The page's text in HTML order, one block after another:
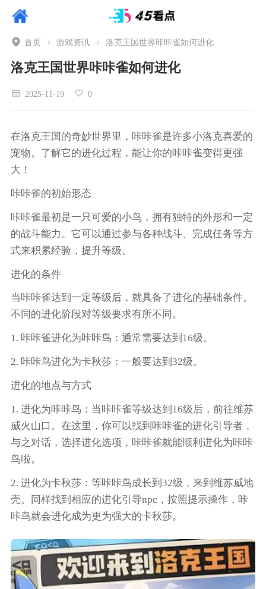
首页 游戏资讯 洛克王国世界咔咔雀如何进化
洛克王国世界咔咔雀如何进化
2025-11-19 0
在洛克王国的奇妙世界里，咔咔雀是许多小洛克喜爱的
宠物。了解它的进化过程，能让你的咔咔雀变得更强
大！
咔咔雀的初始形态
咔咔雀最初是一只可爱的小鸟，拥有独特的外形和一定
的战斗能力。它可以通过参与各种战斗、完成任务等方
式来积累经验，提升等级。
进化的条件
当咔咔雀达到一定等级后，就具备了进化的基础条件。
不同的进化阶段对等级要求有所不同。
1. 咔咔雀进化为咔咔鸟：通常需要达到16级。
2. 咔咔鸟进化为卡秋莎：一般要达到32级。
进化的地点与方式
1. 进化为咔咔鸟：当咔咔雀等级达到16级后，前往维苏
威火山口。在这里，你可以找到咔咔雀的进化引导者，
与之对话，选择进化选项，咔咔雀就能顺利进化为咔咔
鸟啦。
2. 进化为卡秋莎：等咔咔鸟成长到32级，来到维苏威地
壳。同样找到相应的进化引导npc，按照提示操作，咔
咔鸟就会进化成为更为强大的卡秋莎。